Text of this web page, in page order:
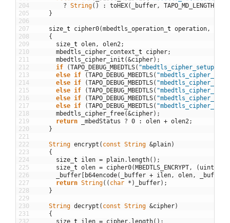
204
205
206
207
208
209
210
211
212
213
214
215
216
217
218
219
220
221
222
223
224
225
226
227
228
229
230
231
232
? String( ) : toHEX( _buffer , TAPO_MD_LENGTH
}
size t cipher0(mbedtls_operation t operation ,
{
size t olen , olen2 ;
mbedtls_cipher_context t cipher;
mbedtls_cipher_init (&cipher) ;
if
(TAPO_DEBUG_MBEDTLS( "mbedtls_cipher_setup()"
else if (TAPO_DEBUG_MBEDTLS(
else if (TAPO_DEBUG_MBEDTLS(
else if (TAPO_DEBUG_MBEDTLS(
else if (TAPO_DEBUG_MBEDTLS(
else if (TAPO_DEBUG_MBEDTLS(
mbedtls_cipher_free(&cipher) ;
return
_mbedStatus ? 0 : olen + olen2 ;
}
String encrypt ( const String &plain)
{
size t ilen = plain. length( ) ;
size t olen = cipher0(MBEDTLS_ENCRYPT , ( uint8_t
_buffer [ b64encode( _buffer + ilen , olen , _buffer
return String( ( char * ) _buffer) ;
}
String decrypt ( const String &cipher)
{
size t ilen = cipher. length( ) ;